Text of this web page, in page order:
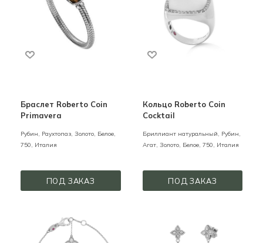
Браслет Roberto Coin
Primavera
Рубин, Раухтопаз, Золото, Белое,
750, Италия
ПОД ЗАКАЗ
Кольцо Roberto Coin
Cocktail
Бриллиант натуральный, Рубин,
Агат, Золото, Белое, 750, Италия
ПОД ЗАКАЗ